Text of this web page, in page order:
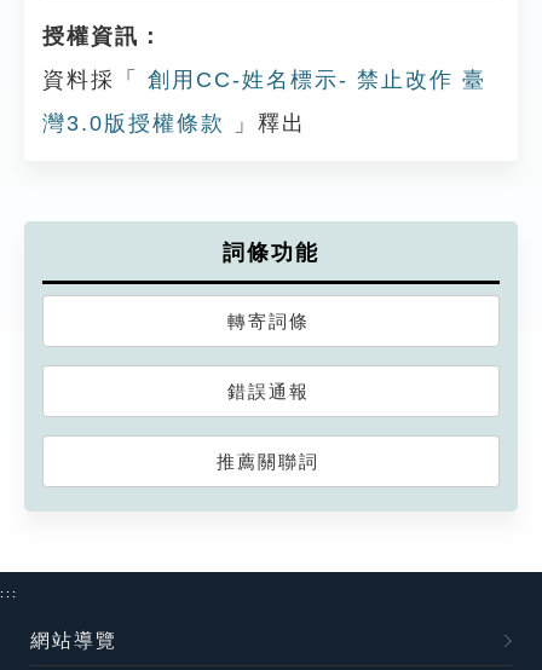
授權資訊：
資料採「
創用CC-姓名標示- 禁止改作 臺
灣3.0版授權條款
」釋出
詞條功能
轉寄詞條
錯誤通報
推薦關聯詞
:::
網站導覽